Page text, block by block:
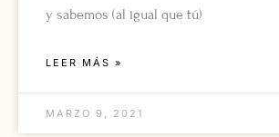
y sabemos (al igual que tú)
LEER MÁS »
MARZO 9, 2021